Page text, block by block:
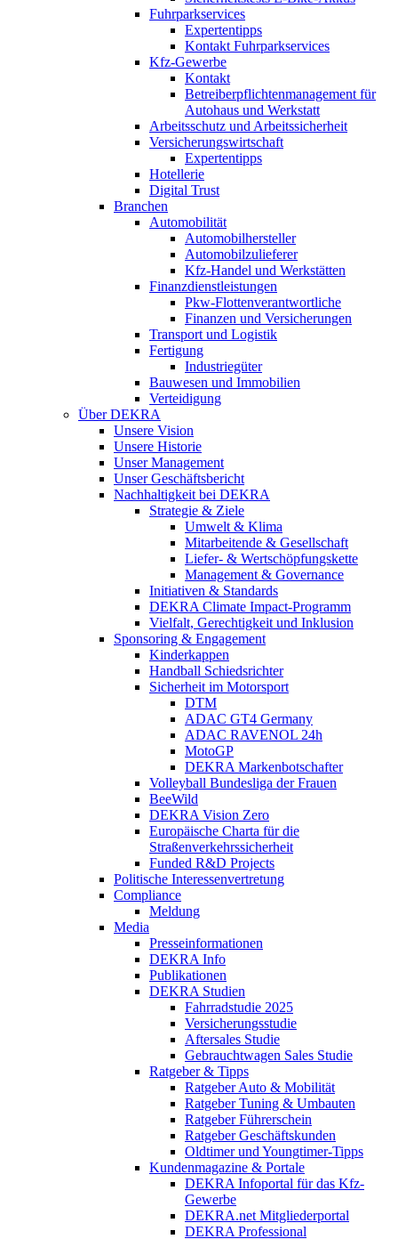
Fuhrparkservices
Expertentipps
Kontakt Fuhrparkservices
Kfz-Gewerbe
Kontakt
Betreiberpflichtenmanagement für
Autohaus und Werkstatt
Arbeitsschutz und Arbeitssicherheit
Versicherungswirtschaft
Expertentipps
Hotellerie
Digital Trust
Branchen
Automobilität
Automobilhersteller
Automobilzulieferer
Kfz-Handel und Werkstätten
Finanzdienstleistungen
Pkw‑Flottenverantwortliche
Finanzen und Versicherungen
Transport und Logistik
Fertigung
Industriegüter
Bauwesen und Immobilien
Verteidigung
Über DEKRA
Unsere Vision
Unsere Historie
Unser Management
Unser Geschäftsbericht
Nachhaltigkeit bei DEKRA
Strategie & Ziele
Umwelt & Klima
Mitarbeitende & Gesellschaft
Liefer- & Wertschöpfungskette
Management & Governance
Initiativen & Standards
DEKRA Climate Impact-Programm
Vielfalt, Gerechtigkeit und Inklusion​
Sponsoring & Engagement
Kinderkappen
Handball Schiedsrichter
Sicherheit im Motorsport
DTM
ADAC GT4 Germany
ADAC RAVENOL 24h
MotoGP
DEKRA Markenbotschafter
Volleyball Bundesliga der Frauen
BeeWild
DEKRA Vision Zero
Europäische Charta für die
Straßenverkehrssicherheit
Funded R&D Projects
Politische Interessenvertretung
Compliance
Meldung
Media
Presseinformationen
DEKRA Info
Publikationen
DEKRA Studien
Fahrradstudie 2025
Versicherungsstudie
Aftersales Studie
Gebrauchtwagen Sales Studie
Ratgeber & Tipps
Ratgeber Auto & Mobilität
Ratgeber Tuning & Umbauten
Ratgeber Führerschein
Ratgeber Geschäftskunden
Oldtimer und Youngtimer-Tipps
Kundenmagazine & Portale
DEKRA Infoportal für das Kfz-
Gewerbe
DEKRA.net Mitgliederportal
DEKRA Professional